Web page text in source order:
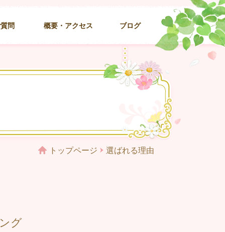
問 概要・アクセス ブログ
トップページ 選ばれる理由
グ